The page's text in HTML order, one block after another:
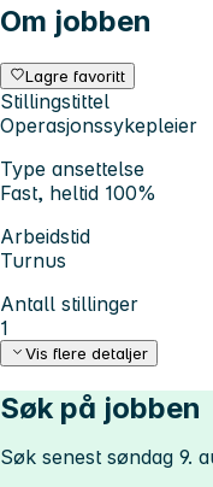
Om jobben
Lagre favoritt
Stillingstittel
Operasjonssykepleier
Type ansettelse
Fast, heltid 100%
Arbeidstid
Turnus
Antall stillinger
1
Vis flere detaljer
Søk på jobben
Søk senest søndag 9.